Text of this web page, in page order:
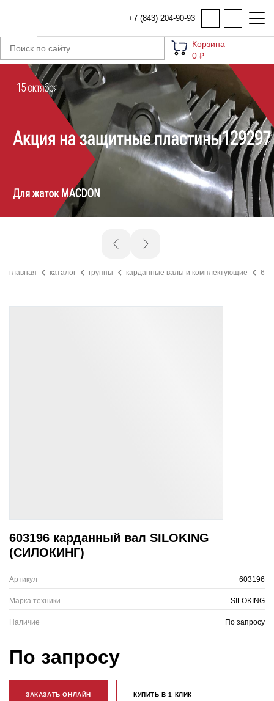
+7 (843) 204-90-93
Корзина
0 ₽
главная каталог группы карданные валы и комплектующие
603196 карданный вал SILOKING
(СИЛОКИНГ)
Артикул 603196
Марка техники SILOKING
Наличие По запросу
По запросу
ЗАКАЗАТЬ ОНЛАЙН КУПИТЬ В 1 КЛИК